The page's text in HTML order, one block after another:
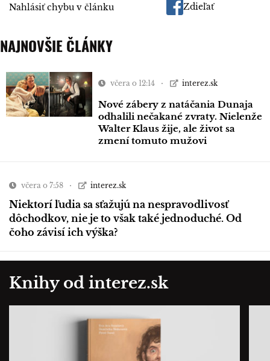
Nahlásiť chybu v článku Zdieľať
NAJNOVŠIE ČLÁNKY
včera o 12:14 interez.sk
Nové zábery z natáčania Dunaja
odhalili nečakané zvraty. Nielenže
Walter Klaus žije, ale život sa
zmení tomuto mužovi
včera o 7:58 interez.sk
Niektorí ľudia sa sťažujú na nespravodlivosť
dôchodkov, nie je to však také jednoduché. Od
čoho závisí ich výška?
Knihy od interez.sk